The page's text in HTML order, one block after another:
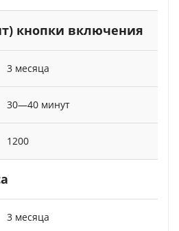
кнопки включения
3 месяца
30—40 минут
1200
3 месяца